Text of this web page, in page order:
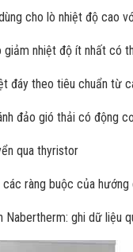
cho lò nhiệt độ cao
giảm nhiệt độ ít nhất có
đáy theo tiêu chuẩn từ
đảo gió thải có động
qua thyristor
ràng buộc của hướng
ghi dữ liệu